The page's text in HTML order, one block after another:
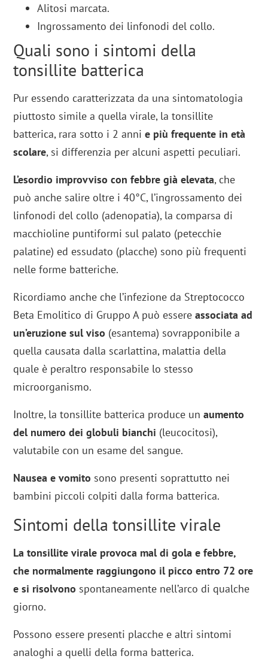
Alitosi marcata.
Ingrossamento dei linfonodi del collo.
Quali sono i sintomi della
tonsillite batterica
Pur essendo caratterizzata da una sintomatologia
piuttosto simile a quella virale, la tonsillite
batterica, rara sotto i 2 annie più frequente in età
scolare, si differenzia per alcuni aspetti peculiari.
L’esordio improvviso con febbre già elevata, che
può anche salire oltre i 40°C, l’ingrossamento dei
linfonodi del collo (adenopatia), la comparsa di
macchioline puntiformi sul palato (petecchie
palatine) ed essudato (placche) sono più frequenti
nelle forme batteriche.
Ricordiamo anche che l’infezione da Streptococco
Beta Emolitico di Gruppo A può essere associata ad
un’eruzione sul viso (esantema) sovrapponibile a
quella causata dalla scarlattina, malattia della
quale è peraltro responsabile lo stesso
microorganismo.
Inoltre, la tonsillite batterica produce unaumento
del numero dei globuli bianchi (leucocitosi),
valutabile con un esame del sangue.
Nausea e vomito sono presenti soprattutto nei
bambini piccoli colpiti dalla forma batterica.
Sintomi della tonsillite virale
La tonsillite virale provoca mal di gola e febbre,
che normalmente raggiungono il picco entro 72 ore
e si risolvono spontaneamente nell’arco di qualche
giorno.
Possono essere presenti placche e altri sintomi
analoghi a quelli della forma batterica.